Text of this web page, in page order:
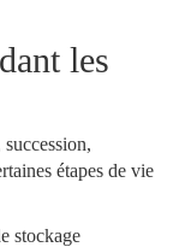
les
étapes de vie
stockage